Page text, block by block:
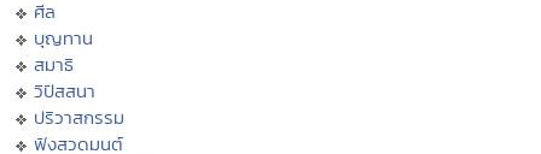
ศีล
บุญทาน
สมาธิ
วิปัสสนา
ปริวาสกรรม
ฟังสวดมนต์